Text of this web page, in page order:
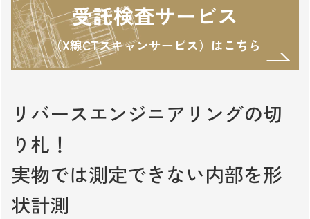
受託検査サービス
（X線CTスキャンサービス）はこちら
リバースエンジニアリングの切
り札！
実物では測定できない内部を形
状計測